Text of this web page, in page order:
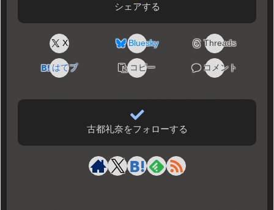
シェアする
X Bluesky Threads
はてブ コピー コメント
古都礼奈をフォローする